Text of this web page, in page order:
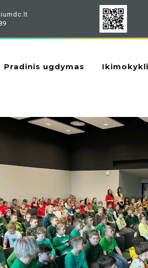
Pradinis ugdymas